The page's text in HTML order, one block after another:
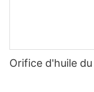
Orifice d'huile